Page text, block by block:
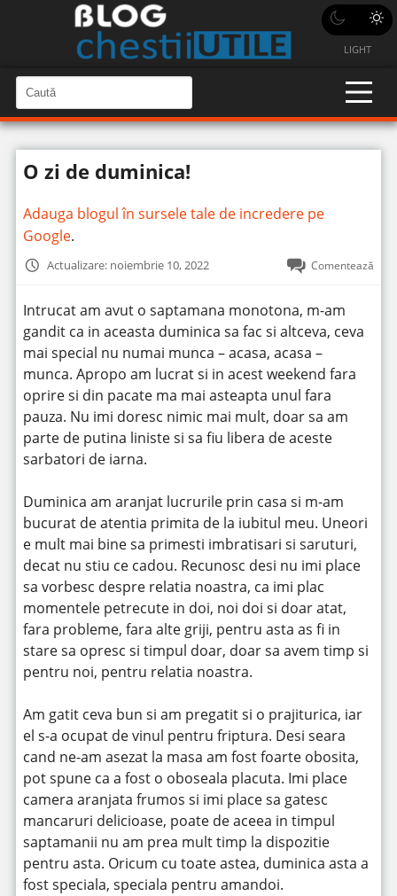
LIGHT
a
u
t
n
C
a
u
î
n
t
O zi de duminica!
Adauga blogul în sursele tale de incredere pe
Google.
Actualizare: noiembrie 10, 2022 Comentează
Intrucat am avut o saptamana monotona, m-am
gandit ca in aceasta duminica sa fac si altceva, ceva
mai special nu numai munca – acasa, acasa –
munca. Apropo am lucrat si in acest weekend fara
oprire si din pacate ma mai asteapta unul fara
pauza. Nu imi doresc nimic mai mult, doar sa am
parte de putina liniste si sa fiu libera de aceste
sarbatori de iarna.
Duminica am aranjat lucrurile prin casa si m-am
bucurat de atentia primita de la iubitul meu. Uneori
e mult mai bine sa primesti imbratisari si saruturi,
decat nu stiu ce cadou. Recunosc desi nu imi place
sa vorbesc despre relatia noastra, ca imi plac
momentele petrecute in doi, noi doi si doar atat,
fara probleme, fara alte griji, pentru asta as fi in
stare sa opresc si timpul doar, doar sa avem timp si
pentru noi, pentru relatia noastra.
Am gatit ceva bun si am pregatit si o prajiturica, iar
el s-a ocupat de vinul pentru friptura. Desi seara
cand ne-am asezat la masa am fost foarte obosita,
pot spune ca a fost o oboseala placuta. Imi place
camera aranjata frumos si imi place sa gatesc
mancaruri delicioase, poate de aceea in timpul
saptamanii nu am prea mult timp la dispozitie
pentru asta. Oricum cu toate astea, duminica asta a
fost speciala, speciala pentru amandoi.